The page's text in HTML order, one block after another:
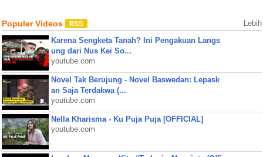
Populer Videos Lebih
Karena Sengketa Tanah? Ini Pengakuan Langs
ung dari Nus Kei So...
youtube.com
Novel Tak Berujung - Novel Baswedan: Lepask
an Saja Terdakwa (...
youtube.com
Nella Kharisma - Ku Puja Puja [OFFICIAL]
youtube.com